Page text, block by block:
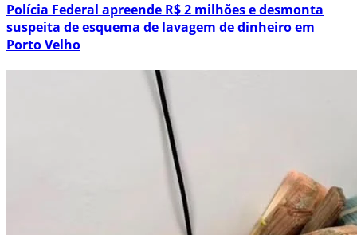
Polícia Federal apreende R$ 2 milhões e desmonta
suspeita de esquema de lavagem de dinheiro em
Porto Velho